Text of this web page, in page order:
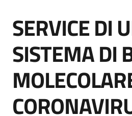
strumenti
di
Supporto
Salta al contenuto
SERVICE DI
SISTEMA DI